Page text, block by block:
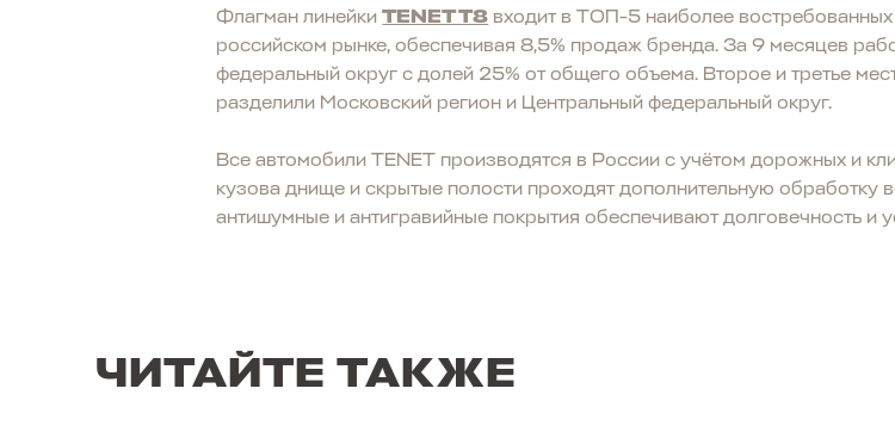
Флагман линейкиTENET T8 входит в ТОП-5 наиболее
российском рынке, обеспечивая 8,5% продаж бренда. За 9 месяцев
федеральный округ с долей 25% от общего объема. Второе и третье
разделили Московский регион и Центральный федеральный округ.
Все автомобили TENET производятся в России с учётом дорожных и
кузова днище и скрытые полости проходят дополнительную обработку
антишумные и антигравийные покрытия обеспечивают долговечность и
ЧИТАЙТЕ ТАКЖЕ